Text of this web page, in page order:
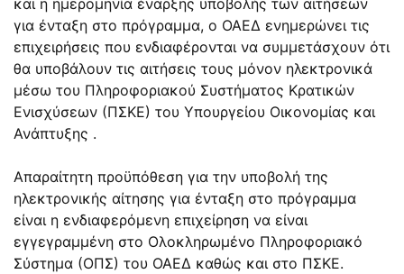
για ένταξη στο πρόγραμμα, ο ΟΑΕΔ ενημερώνει τις
επιχειρήσεις που ενδιαφέρονται να συμμετάσχουν ότι
θα υποβάλουν τις αιτήσεις τους μόνον ηλεκτρονικά
μέσω του Πληροφοριακού Συστήματος Κρατικών
Ενισχύσεων (ΠΣΚΕ) του Υπουργείου Οικονομίας και
Ανάπτυξης .
Απαραίτητη προϋπόθεση για την υποβολή της
ηλεκτρονικής αίτησης για ένταξη στο πρόγραμμα
είναι η ενδιαφερόμενη επιχείρηση να είναι
εγγεγραμμένη στo Oλοκληρωμένο Πληροφοριακό
Σύστημα (ΟΠΣ) του ΟΑΕΔ καθώς και στο ΠΣΚΕ.